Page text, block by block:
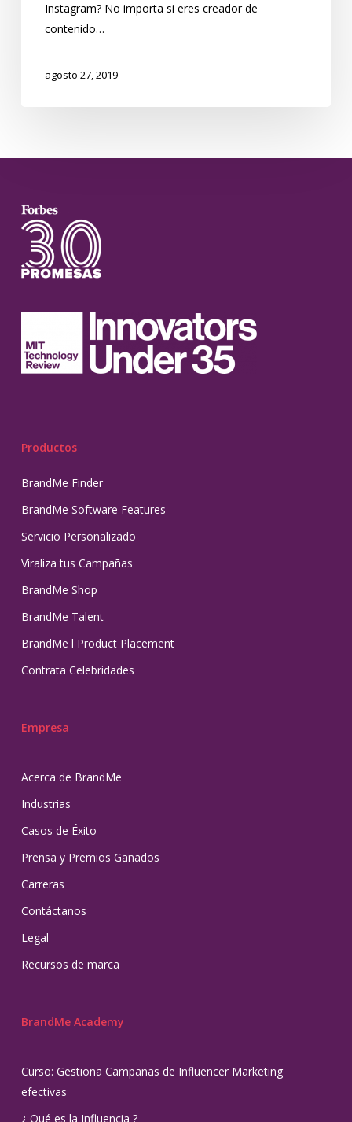
Instagram? No importa si eres creador de
contenido…
agosto 27, 2019
Productos
BrandMe Finder
BrandMe Software Features
Servicio Personalizado
Viraliza tus Campañas
BrandMe Shop
BrandMe Talent
BrandMe l Product Placement
Contrata Celebridades
Empresa
Acerca de BrandMe
Industrias
Casos de Éxito
Prensa y Premios Ganados
Carreras
Contáctanos
Legal
Recursos de marca
BrandMe Academy
Curso: Gestiona Campañas de Influencer Marketing
efectivas
¿ Qué es la Influencia ?